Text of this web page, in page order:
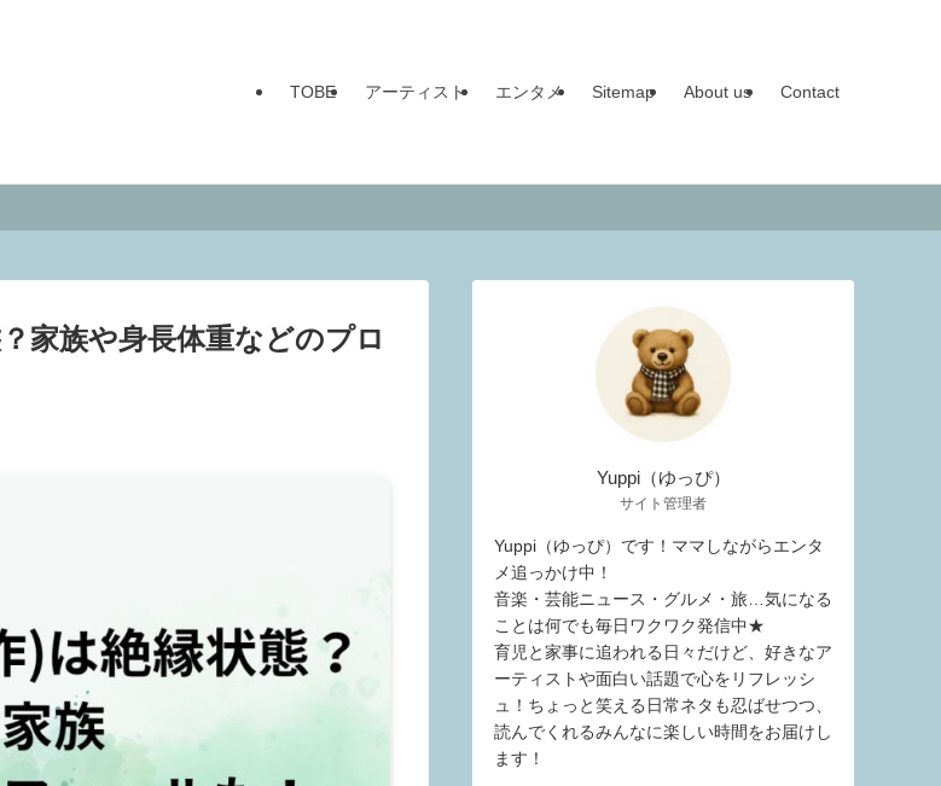
TOBE アーティスト エンタメ Sitemap About us Contact
家族や身長体重などのプロ
Yuppi（ゆっぴ）
サイト管理者
Yuppi（ゆっぴ）です！ママしながらエンタ
メ追っかけ中！
音楽・芸能ニュース・グルメ・旅…気になる
ことは何でも毎日ワクワク発信中★
育児と家事に追われる日々だけど、好きなア
ーティストや面白い話題で心をリフレッシ
ュ！ちょっと笑える日常ネタも忍ばせつつ、
読んでくれるみんなに楽しい時間をお届けし
ます！